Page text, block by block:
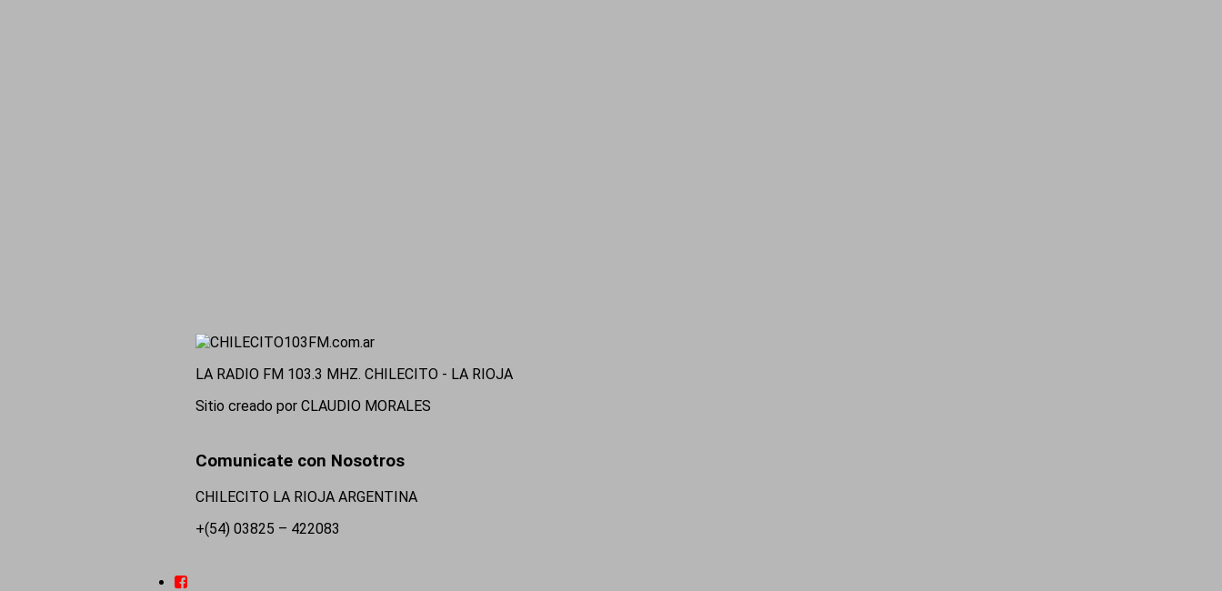
LA RADIO FM 103.3 MHZ. CHILECITO - LA RIOJA
Sitio creado por CLAUDIO MORALES
Comunicate con Nosotros
CHILECITO LA RIOJA ARGENTINA
+(54) 03825 – 422083